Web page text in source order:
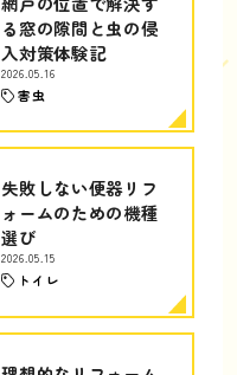
る窓の隙間と虫の侵
入対策体験記
2026.05.16
害虫
失敗しない便器リフ
ォームのための機種
選び
2026.05.15
トイレ